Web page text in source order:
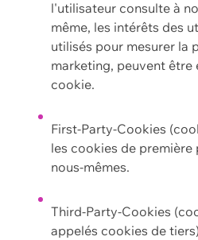
l'utilisateur consulte à
même, les intérêts des
utilisés pour mesurer la
marketing, peuvent être
cookie.
First-Party-Cookies
les cookies de
nous-mêmes.
Third-Party-Cookies
appelés cookies de